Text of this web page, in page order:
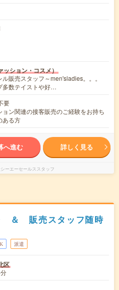
ッション・コスメ）
販売スタッフ～men'sladies。。。
多数テイストや好…
要
ョン関連の接客販売のご経験をお持ち
ある方
へ進む 詳しく見る
ーエーセールススタッフ
＆ 販売スタッフ随時
派遣
区